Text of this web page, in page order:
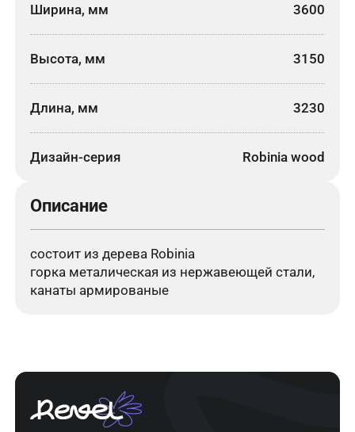
Ширина, мм 3600
Высота, мм 3150
Длина, мм 3230
Дизайн-серия Robinia wood
Описание
состоит из дерева Robinia
горка металическая из нержавеющей стали,
канаты армированые